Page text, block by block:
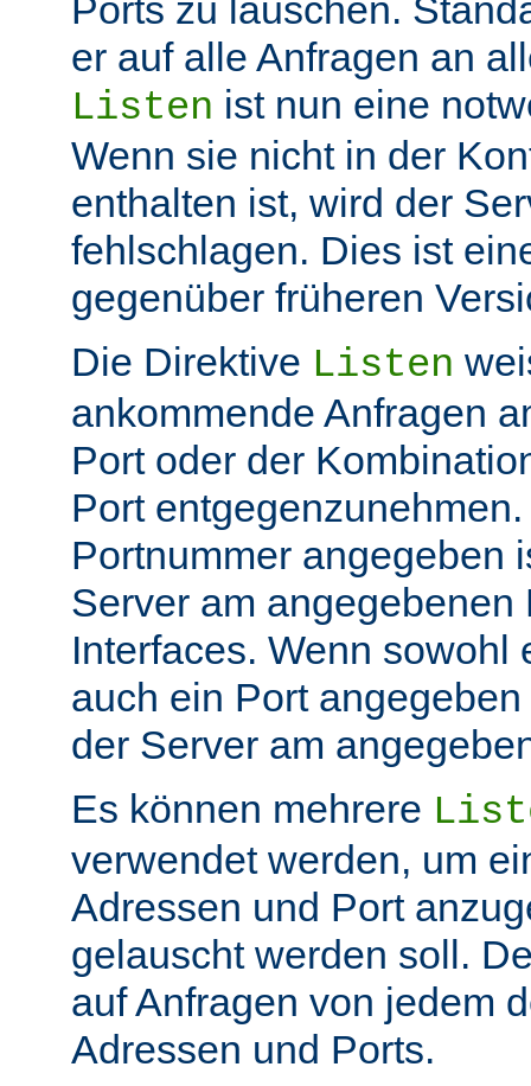
Ports zu lauschen.
er auf alle Anfragen an
Listen ist nun eine
Wenn sie nicht in der
enthalten ist, wird der
fehlschlagen. Dies ist
gegenüber früheren
Die Direktive Listen
ankommende Anfragen
Port oder der
Port
Portnummer angegeben
Server am angegebenen
Interfaces. Wenn sowohl
auch ein Port
der Server am
Es können mehrere
verwendet werden, um
Adressen und Port
gelauscht werden soll.
auf Anfragen von jedem
Adressen und Ports.